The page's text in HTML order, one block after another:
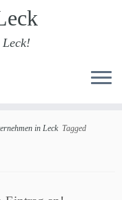
in Leck Tagged